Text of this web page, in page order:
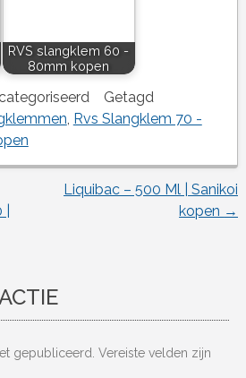
RVS slangklem 60 -
80mm kopen
Getagd
Rvs Slangklem 70 -
Liquibac – 500 Ml | Sanikoi
kopen →
gepubliceerd. Vereiste velden zijn